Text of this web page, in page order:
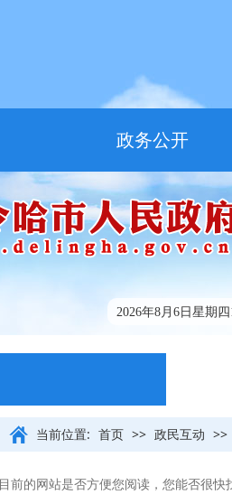
政务公开
友情链接
2026年8月6日星期四
当前位置: 首页 >> 政民互动 >>
目前的网站是否方便您阅读，您能否很快